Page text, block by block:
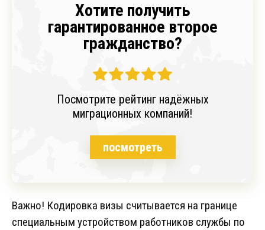
Хотите получить
гарантированное второе
гражданство?
Посмотрите рейтинг надёжных
миграционных компаний!
посмотреть
Важно! Кодировка визы считывается на границе
специальным устройством работников службы по